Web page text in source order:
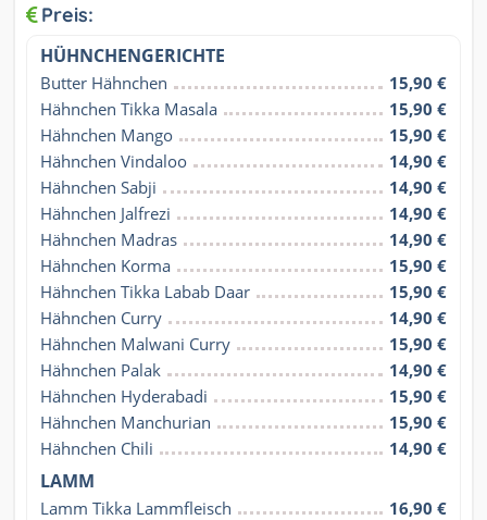
Preis:
HÜHNCHENGERICHTE
Butter Hähnchen
15,90 €
Hähnchen Tikka Masala
15,90 €
Hähnchen Mango
15,90 €
Hähnchen Vindaloo
14,90 €
Hähnchen Sabji
14,90 €
Hähnchen Jalfrezi
14,90 €
Hähnchen Madras
14,90 €
Hähnchen Korma
15,90 €
Hähnchen Tikka Labab Daar
15,90 €
Hähnchen Curry
14,90 €
Hähnchen Malwani Curry
15,90 €
Hähnchen Palak
14,90 €
Hähnchen Hyderabadi
15,90 €
Hähnchen Manchurian
15,90 €
Hähnchen Chili
14,90 €
LAMM
Lamm Tikka Lammfleisch
16,90 €